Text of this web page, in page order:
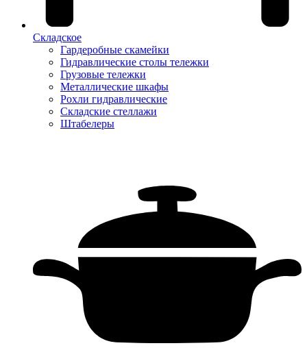
Складское
Гардеробные скамейки
Гидравлические столы тележки
Грузовые тележки
Металлические шкафы
Рохли гидравлические
Складские стеллажи
Штабелеры